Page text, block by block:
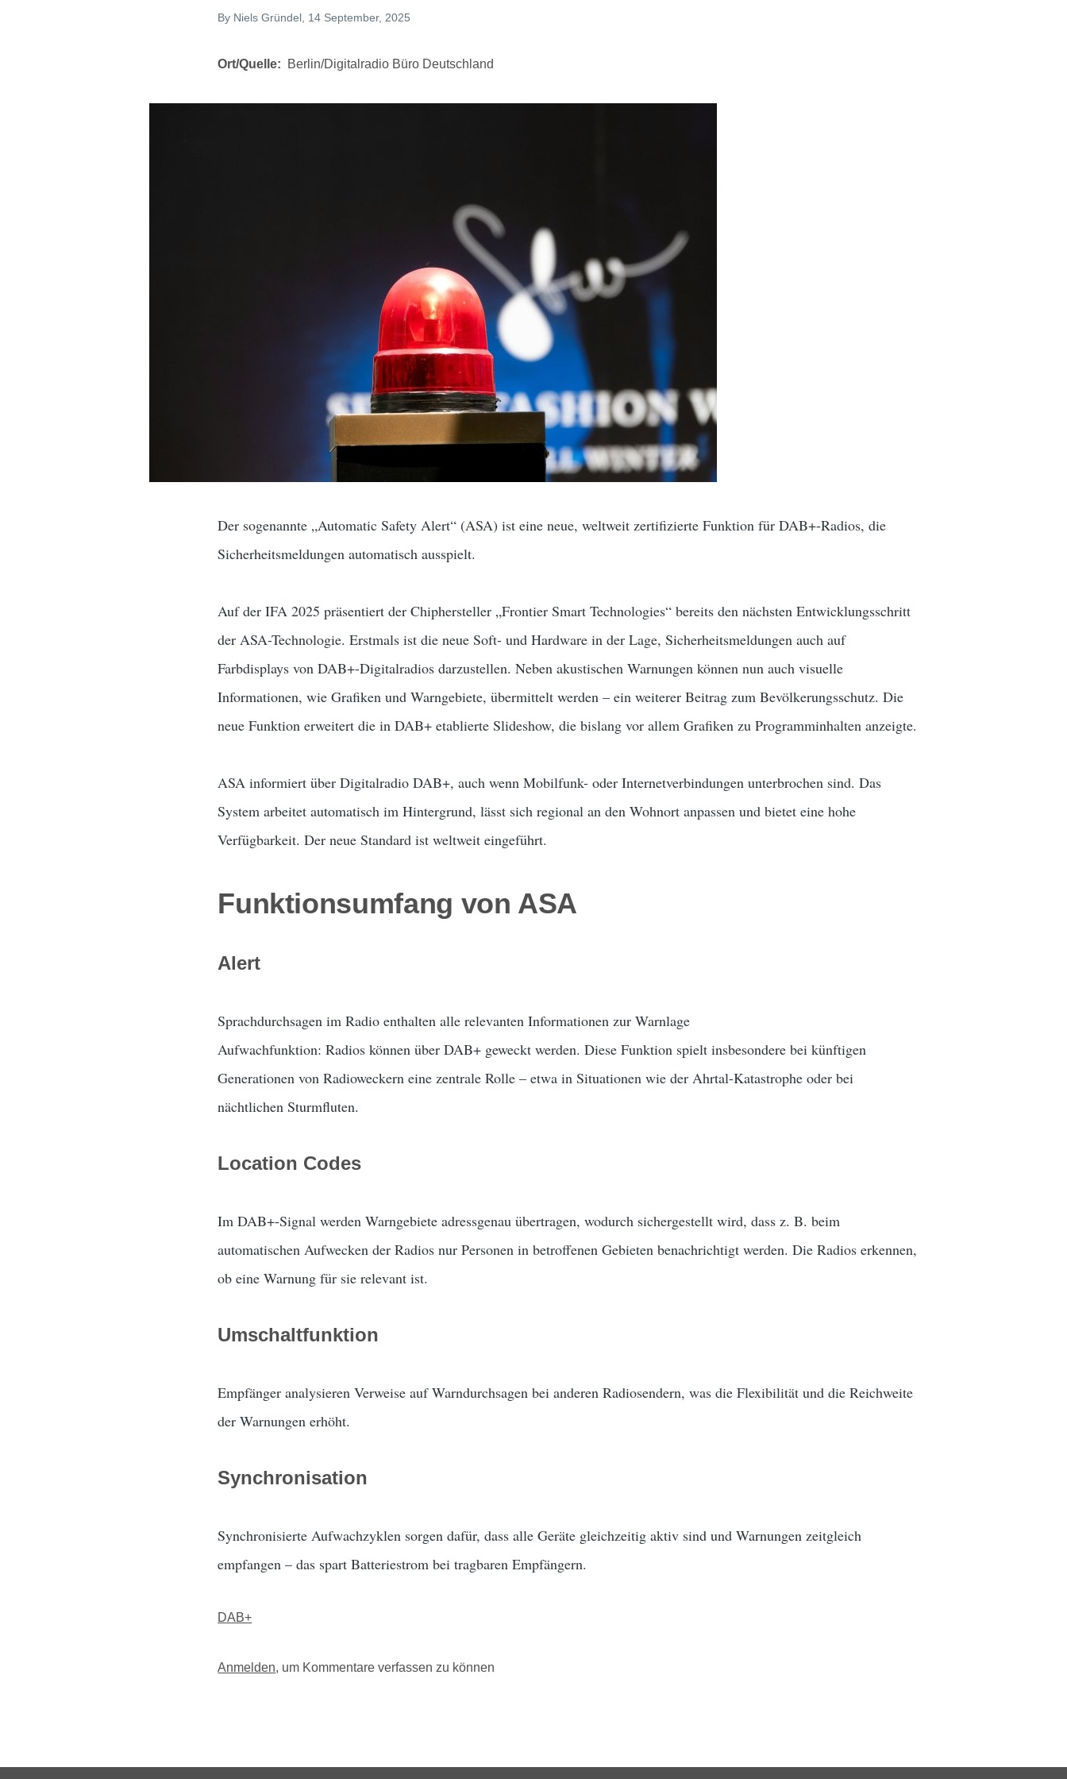
By Niels Gründel , 14 September, 2025
Ort/Quelle Berlin/Digitalradio Büro Deutschland
Der sogenannte „Automatic Safety Alert“ (ASA) ist eine neue, weltweit zertifizierte Funktion für DAB+-Radios, die
Sicherheitsmeldungen automatisch ausspielt.
Auf der IFA 2025 präsentiert der Chiphersteller „Frontier Smart Technologies“ bereits den nächsten Entwicklungsschritt
der ASA-Technologie. Erstmals ist die neue Soft- und Hardware in der Lage, Sicherheitsmeldungen auch auf
Farbdisplays von DAB+-Digitalradios darzustellen. Neben akustischen Warnungen können nun auch visuelle
Informationen, wie Grafiken und Warngebiete, übermittelt werden – ein weiterer Beitrag zum Bevölkerungsschutz. Die
neue Funktion erweitert die in DAB+ etablierte Slideshow, die bislang vor allem Grafiken zu Programminhalten anzeigte.
ASA informiert über Digitalradio DAB+, auch wenn Mobilfunk- oder Internetverbindungen unterbrochen sind. Das
System arbeitet automatisch im Hintergrund, lässt sich regional an den Wohnort anpassen und bietet eine hohe
Verfügbarkeit. Der neue Standard ist weltweit eingeführt.
Funktionsumfang von ASA
Alert
Sprachdurchsagen im Radio enthalten alle relevanten Informationen zur Warnlage
Aufwachfunktion: Radios können über DAB+ geweckt werden. Diese Funktion spielt insbesondere bei künftigen
Generationen von Radioweckern eine zentrale Rolle – etwa in Situationen wie der Ahrtal-Katastrophe oder bei
nächtlichen Sturmfluten.
Location Codes
Im DAB+-Signal werden Warngebiete adressgenau übertragen, wodurch sichergestellt wird, dass z. B. beim
automatischen Aufwecken der Radios nur Personen in betroffenen Gebieten benachrichtigt werden. Die Radios erkennen,
ob eine Warnung für sie relevant ist.
Umschaltfunktion
Empfänger analysieren Verweise auf Warndurchsagen bei anderen Radiosendern, was die Flexibilität und die Reichweite
der Warnungen erhöht.
Synchronisation
Synchronisierte Aufwachzyklen sorgen dafür, dass alle Geräte gleichzeitig aktiv sind und Warnungen zeitgleich
empfangen – das spart Batteriestrom bei tragbaren Empfängern.
DAB+
Anmelden, um Kommentare verfassen zu können